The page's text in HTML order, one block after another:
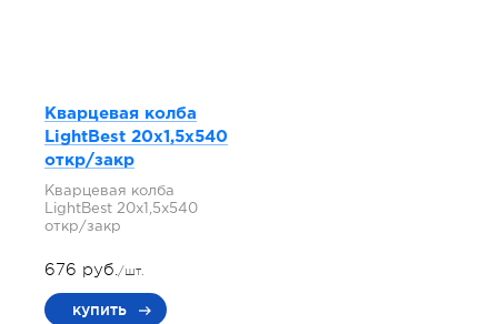
Кварцевая колба
LightBest 20x1,5x540
откр/закр
Кварцевая колба
LightBest 20x1,5x540
откр/закр
676 руб./шт.
купить